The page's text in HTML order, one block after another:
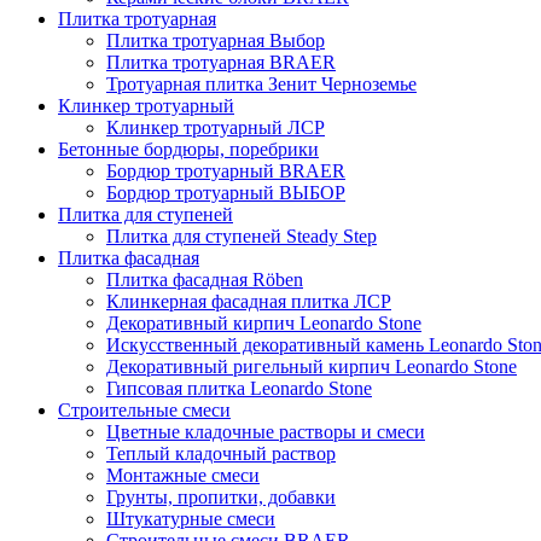
Плитка тротуарная
Плитка тротуарная Выбор
Плитка тротуарная BRAER
Тротуарная плитка Зенит Черноземье
Клинкер тротуарный
Клинкер тротуарный ЛСР
Бетонные бордюры, поребрики
Бордюр тротуарный BRAER
Бордюр тротуарный ВЫБОР
Плитка для ступеней
Плитка для ступеней Steady Step
Плитка фасадная
Плитка фасадная Röben
Клинкерная фасадная плитка ЛСР
Декоративный кирпич Leonardo Stone
Искусственный декоративный камень Leonardo
Декоративный ригельный кирпич Leonardo Stone
Гипсовая плитка Leonardo Stone
Строительные смеси
Цветные кладочные растворы и смеси
Теплый кладочный раствор
Монтажные смеси
Грунты, пропитки, добавки
Штукатурные смеси